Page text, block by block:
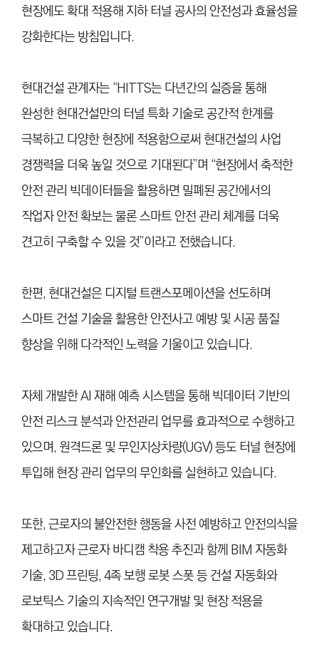
현장에도 확대 적용해 지하 터널 공사의 안전성과 효율성을
강화한다는 방침입니다.
현대건설 관계자는 “HITTS는 다년간의 실증을 통해
완성한 현대건설만의 터널 특화 기술로 공간적 한계를
극복하고 다양한 현장에 적용함으로써 현대건설의 사업
경쟁력을 더욱 높일 것으로 기대된다”며 “현장에서 축적한
안전 관리 빅데이터들을 활용하면 밀폐된 공간에서의
작업자 안전 확보는 물론 스마트 안전 관리 체계를 더욱
견고히 구축할 수 있을 것”이라고 전했습니다.
한편, 현대건설은 디지털 트랜스포메이션을 선도하며
스마트 건설 기술을 활용한 안전사고 예방 및 시공 품질
향상을 위해 다각적인 노력을 기울이고 있습니다.
자체 개발한 AI 재해 예측 시스템을 통해 빅데이터 기반의
안전 리스크 분석과 안전관리 업무를 효과적으로 수행하고
있으며, 원격드론 및 무인지상차량(UGV) 등도 터널 현장에
투입해 현장 관리 업무의 무인화를 실현하고 있습니다.
또한, 근로자의 불안전한 행동을 사전 예방하고 안전의식을
제고하고자 근로자 바디캠 착용 추진과 함께 BIM 자동화
기술, 3D 프린팅, 4족 보행 로봇 스폿 등 건설 자동화와
로보틱스 기술의 지속적인 연구개발 및 현장 적용을
확대하고 있습니다.